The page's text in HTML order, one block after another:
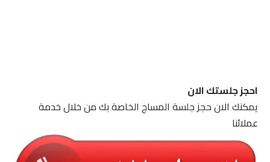
احجز جلستك الان
يمكنك الان حجز جلسة المساج الخاصة بك من خلال خدمة
عملائنا